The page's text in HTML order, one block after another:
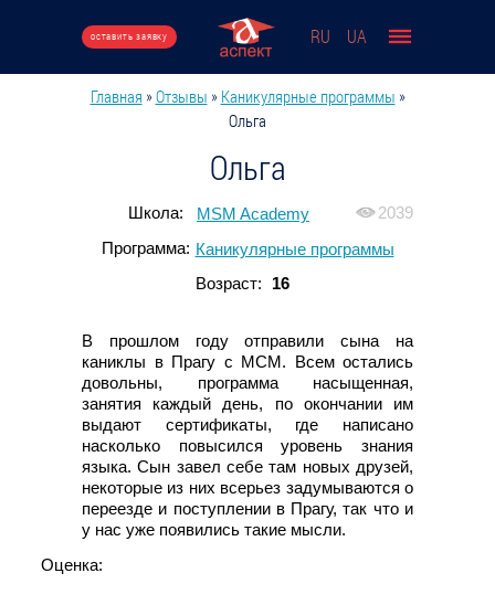
оставить заявку RU UA
Вы здесь
Главная »Отзывы » Каникулярные программы »
Ольга
Ольга
2039
Школа:
MSM Academy
Программа: Каникулярные программы
Возраст:
16
В прошлом году отправили сына на
каниклы в Прагу с МСМ. Всем остались
довольны, программа насыщенная,
занятия каждый день, по окончании им
выдают сертификаты, где написано
насколько повысился уровень знания
языка. Сын завел себе там новых друзей,
некоторые из них всерьез задумываются о
переезде и поступлении в Прагу, так что и
у нас уже появились такие мысли.
Оценка: